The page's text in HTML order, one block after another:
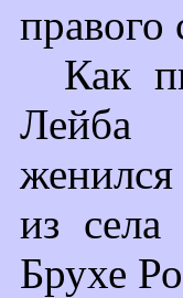
правого
Как
из села
Брухе